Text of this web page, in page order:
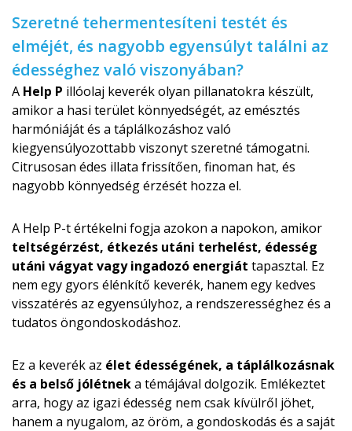
Szeretné tehermentesíteni testét és
elméjét, és nagyobb egyensúlyt találni az
édességhez való viszonyában?
A Help P illóolaj keverék olyan pillanatokra készült,
amikor a hasi terület könnyedségét, az emésztés
harmóniáját és a táplálkozáshoz való
kiegyensúlyozottabb viszonyt szeretné támogatni.
Citrusosan édes illata frissítően, finoman hat, és
nagyobb könnyedség érzését hozza el.
A Help P-t értékelni fogja azokon a napokon, amikor
teltségérzést, étkezés utáni terhelést, édesség
utáni vágyat vagy ingadozó energiát tapasztal. Ez
nem egy gyors élénkítő keverék, hanem egy kedves
visszatérés az egyensúlyhoz, a rendszerességhez és a
tudatos öngondoskodáshoz.
Ez a keverék az élet édességének, a táplálkozásnak
és a belső jólétneka témájával dolgozik. Emlékeztet
arra, hogy az igazi édesség nem csak kívülről jöhet,
hanem a nyugalom, az öröm, a gondoskodás és a saját